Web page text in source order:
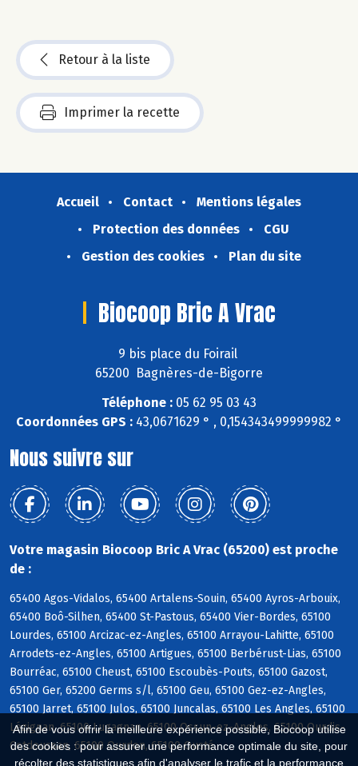
Afin de vous offrir la meilleure expérience possible, Biocoop utilise
des cookies : pour assurer une performance optimale du site, pour
récolter des statistiques afin d'analyser le trafic et la performance
Retour à la liste
Imprimer la recette
Accueil Contact
Mentions légales
Protection des données
CGU
Gestion des cookies
Plan du site
Biocoop Bric A Vrac
9 bis place du Foirail
65200 Bagnères-de-Bigorre
Téléphone : 05 62 95 03 43
Coordonnées GPS : 43,0671629 ° , 0,154343499999982 °
Nous suivre sur
Votre magasin Biocoop Bric A Vrac (65200) est proche
de :
65400 Agos-Vidalos, 65400 Artalens-Souin, 65400 Ayros-Arbouix,
65400 Boô-Silhen, 65400 St-Pastous, 65400 Vier-Bordes, 65100
Lourdes, 65100 Arcizac-ez-Angles, 65100 Arrayou-Lahitte, 65100
Arrodets-ez-Angles, 65100 Artigues, 65100 Berbérust-Lias, 65100
Bourréac, 65100 Cheust, 65100 Escoubès-Pouts, 65100 Gazost,
65100 Ger, 65200 Germs s/l, 65100 Geu, 65100 Gez-ez-Angles,
65100 Jarret, 65100 Julos, 65100 Juncalas, 65100 Les Angles, 65100
Lézignan, 65100 Lugagnan, 65100 Ossun-ez-Angles, 65100 Ourdis-
Cotdoussan, 65100 Ourdon, 65100 Ousté